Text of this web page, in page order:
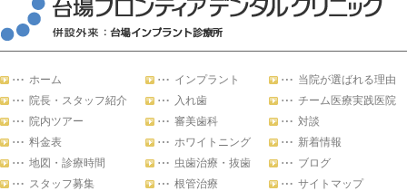
ホーム
院長・スタッフ紹介
院内ツアー
料金表
地図・診療時間
スタッフ募集
インプラント
入れ歯
審美歯科
ホワイトニング
虫歯治療・抜歯
根管治療
当院が選ばれる理由
チーム医療実践医院
対談
新着情報
ブログ
サイトマップ